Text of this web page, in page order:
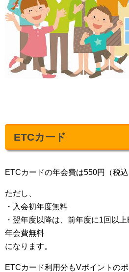
ETCカード
ETCカードの年会費は550円（税込
ただし、
・入会初年度無料
・翌年度以降は、前年度に1回以
年会費無料
になります。
ETCカード利用分もVポイントの